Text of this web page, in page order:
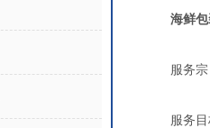
海鲜
服务宗
服务目